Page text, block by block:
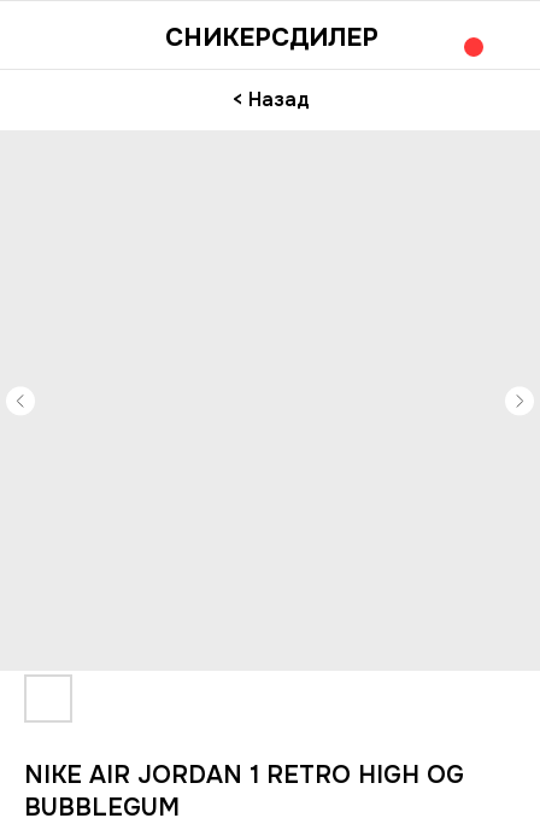
СНИКЕРСДИЛЕР
< Назад
NIKE AIR JORDAN 1 RETRO HIGH OG
BUBBLEGUM